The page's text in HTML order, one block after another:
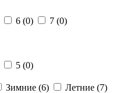
6 (0) 7 (0)
5 (0)
Зимние (6) Летние (7)